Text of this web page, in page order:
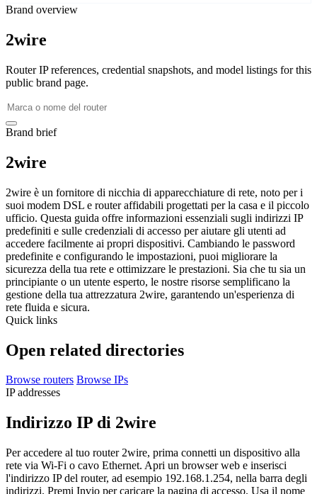
Brand overview
2wire
Router IP references, credential snapshots, and model listings for this
public brand page.
Brand brief
2wire
2wire è un fornitore di nicchia di apparecchiature di rete, noto per i
suoi modem DSL e router affidabili progettati per la casa e il piccolo
ufficio. Questa guida offre informazioni essenziali sugli indirizzi IP
predefiniti e sulle credenziali di accesso per aiutare gli utenti ad
accedere facilmente ai propri dispositivi. Cambiando le password
predefinite e configurando le impostazioni, puoi migliorare la
sicurezza della tua rete e ottimizzare le prestazioni. Sia che tu sia un
principiante o un utente esperto, le nostre risorse semplificano la
gestione della tua attrezzatura 2wire, garantendo un'esperienza di
rete fluida e sicura.
Quick links
Open related directories
Browse routers Browse IPs
IP addresses
Indirizzo IP di 2wire
Per accedere al tuo router 2wire, prima connetti un dispositivo alla
rete via Wi-Fi o cavo Ethernet. Apri un browser web e inserisci
l'indirizzo IP del router, ad esempio 192.168.1.254, nella barra degli
indirizzi. Premi Invio per caricare la pagina di accesso. Usa il nome